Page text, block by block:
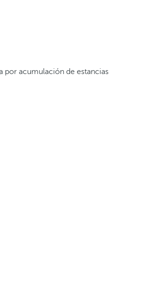
por acumulación de estancias